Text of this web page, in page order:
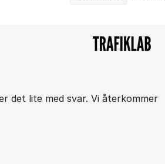
det lite med svar. Vi återkommer